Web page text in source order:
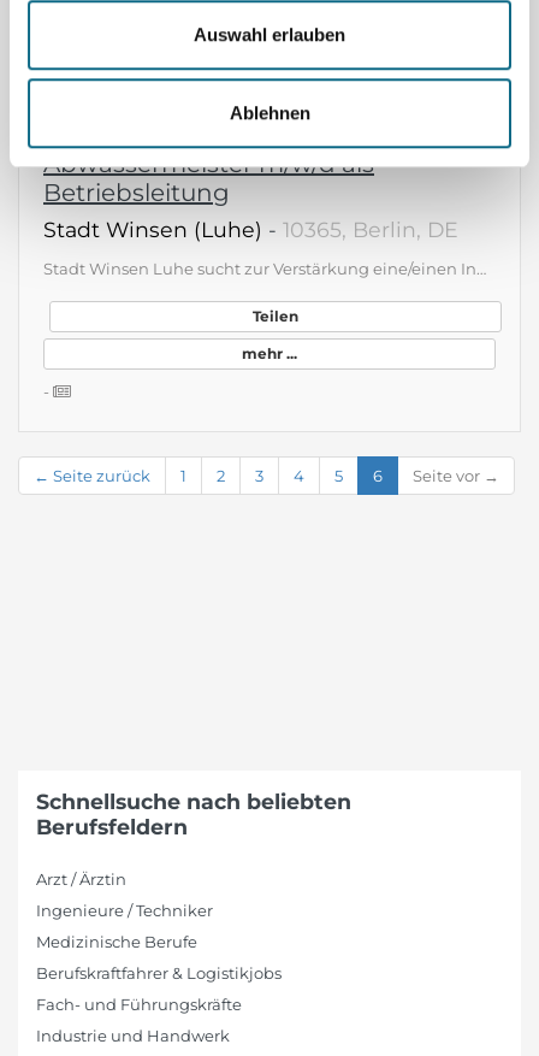
Auswahl erlauben
Ablehnen
Teilen
mehr ...
-
Abwassermeister m/w/d als
Betriebsleitung
Stadt Winsen (Luhe) - 10365, Berlin, DE
Stadt Winsen Luhe sucht zur Verstärkung eine/einen Ingenieur/in für Siedlungswasserwirtschaft (m, w, d) Betriebsleitung für ihre Kläranlage (m, w, d) Fachkraft für Abwassertechnik, Ver- und Entsorger (Fachrichtung Abwasser), Industriemechaniker oder Mechatroniker (m, w, d) Die ausführlichen Stellenanzeigen mit der Möglichkeit zur Online-Bewerbung finden Sie unter www.winsen.de/bewerbung.
Teilen
mehr ...
-
← Seite zurück 1 2 3 4 5 6 Seite vor →
Schnellsuche nach beliebten
Berufsfeldern
Arzt / Ärztin
Ingenieure / Techniker
Medizinische Berufe
Berufskraftfahrer & Logistikjobs
Fach- und Führungskräfte
Industrie und Handwerk